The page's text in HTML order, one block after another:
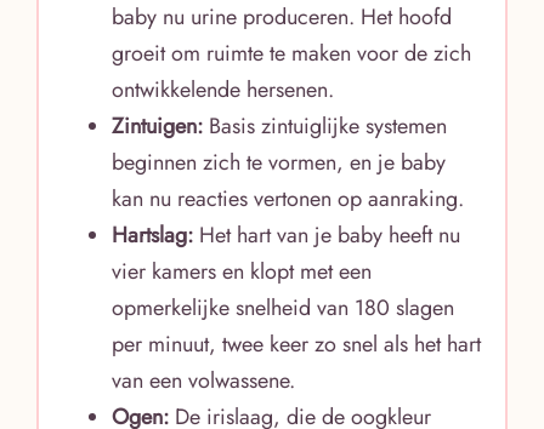
baby nu urine produceren. Het hoofd
groeit om ruimte te maken voor de zich
ontwikkelende hersenen.
Zintuigen: Basis zintuiglijke systemen
beginnen zich te vormen, en je baby
kan nu reacties vertonen op aanraking.
Hartslag: Het hart van je baby heeft nu
vier kamers en klopt met een
opmerkelijke snelheid van 180 slagen
per minuut, twee keer zo snel als het hart
van een volwassene.
Ogen: De irislaag, die de oogkleur